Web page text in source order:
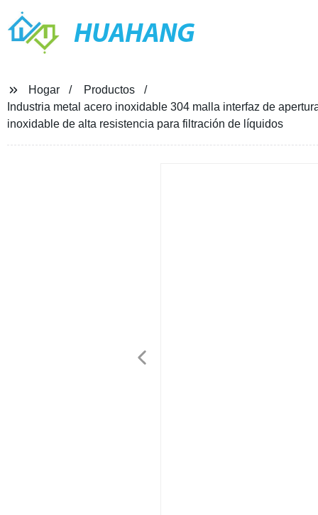
HUAHANG
Hogar
Productos
Industria metal acero inoxidable 304 malla interfaz de
inoxidable de alta resistencia para filtración de líquidos